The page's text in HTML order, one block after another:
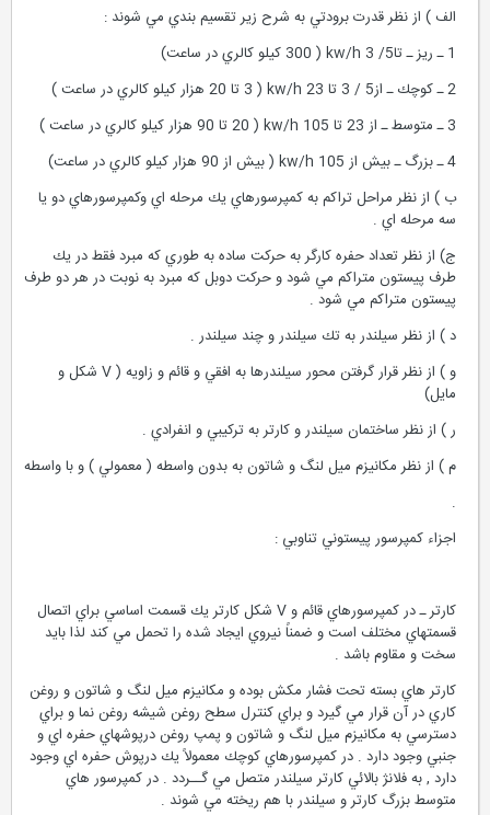
الف ) از نظر قدرت برودتي به شرح زير تقسيم بندي مي شوند :
ب ) از نظر مراحل تراكم به كمپرسورهاي يك مرحله اي وكمپرسورهاي دو يا
سه مرحله اي .
ج) از نظر تعداد حفره كارگر به حركت ساده به طوري كه مبرد فقط در يك
طرف پيستون متراكم مي شود و حركت دوبل كه مبرد به نوبت در هر دو طرف
پيستون متراكم مي شود .
د ) از نظر سيلندر به تك سيلندر و چند سيلندر .
و ) از نظر قرار گرفتن محور سيلندرها به افقي و قائم و زاويه ( V شكل و
مايل)
ر ) از نظر ساختمان سيلندر و كارتر به تركيبي و انفرادي .
م ) از نظر مكانيزم ميل لنگ و شاتون به بدون واسطه ( معمولي ) و با واسطه
اجزاء كمپرسور پيستوني تناوبي :
كارتر ـ در كمپرسورهاي قائم و V شكل كارتر يك قسمت اساسي براي اتصال
قسمتهاي مختلف است و ضمناً نيروي ايجاد شده را تحمل مي كند لذا بايد
سخت و مقاوم باشد .
كارتر هاي بسته تحت فشار مكش بوده و مكانيزم ميل لنگ و شاتون و روغن
كاري در آن قرار مي گيرد و براي كنترل سطح روغن شيشه روغن نما و براي
دسترسي به مكانيزم ميل لنگ و شاتون و پمپ روغن درپوشهاي حفره اي و
جنبي وجود دارد . در كمپرسورهاي كوچك معمولاً يك درپوش حفره اي وجود
دارد , به فلانژ بالائي كارتر سيلندر متصل مي گــردد . در كمپرسور هاي
متوسط بزرگ كارتر و سيلندر با هم ريخته مي شوند .